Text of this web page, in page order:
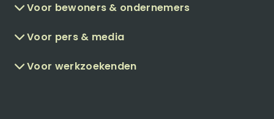
Voor bewoners & ondernemers
Voor pers & media
Voor werkzoekenden